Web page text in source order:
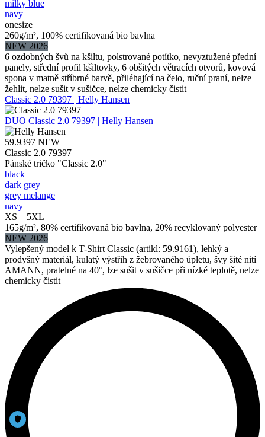
milky blue
navy
onesize
260g/m², 100% certifikovaná bio bavlna
NEW 2026
6 ozdobných švů na kšiltu, polstrované potítko, nevyztužené přední
panely, střední profil kšiltovky, 6 obšitých větracích otvorů, kovová
spona v matně stříbrné barvě, přiléhající na čelo, ruční praní, nelze
žehlit, nelze sušit v sušičce, nelze chemicky čistit
Classic 2.0 79397 | Helly Hansen
DUO Classic 2.0 79397 | Helly Hansen
59.9397 NEW
Classic 2.0 79397
Pánské tričko "Classic 2.0"
black
dark grey
grey melange
navy
XS – 5XL
165g/m², 80% certifikovaná bio bavlna, 20% recyklovaný polyester
NEW 2026
Vylepšený model k T-Shirt Classic (artikl: 59.9161), lehký a
prodyšný materiál, kulatý výstřih z žebrovaného úpletu, švy šité nití
AMANN, pratelné na 40°, lze sušit v sušičce při nízké teplotě, nelze
chemicky čistit